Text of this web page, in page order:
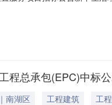
工程地点嘉兴市南湖区新
程总承包(EPC)中标
南湖区 工程建筑
工程